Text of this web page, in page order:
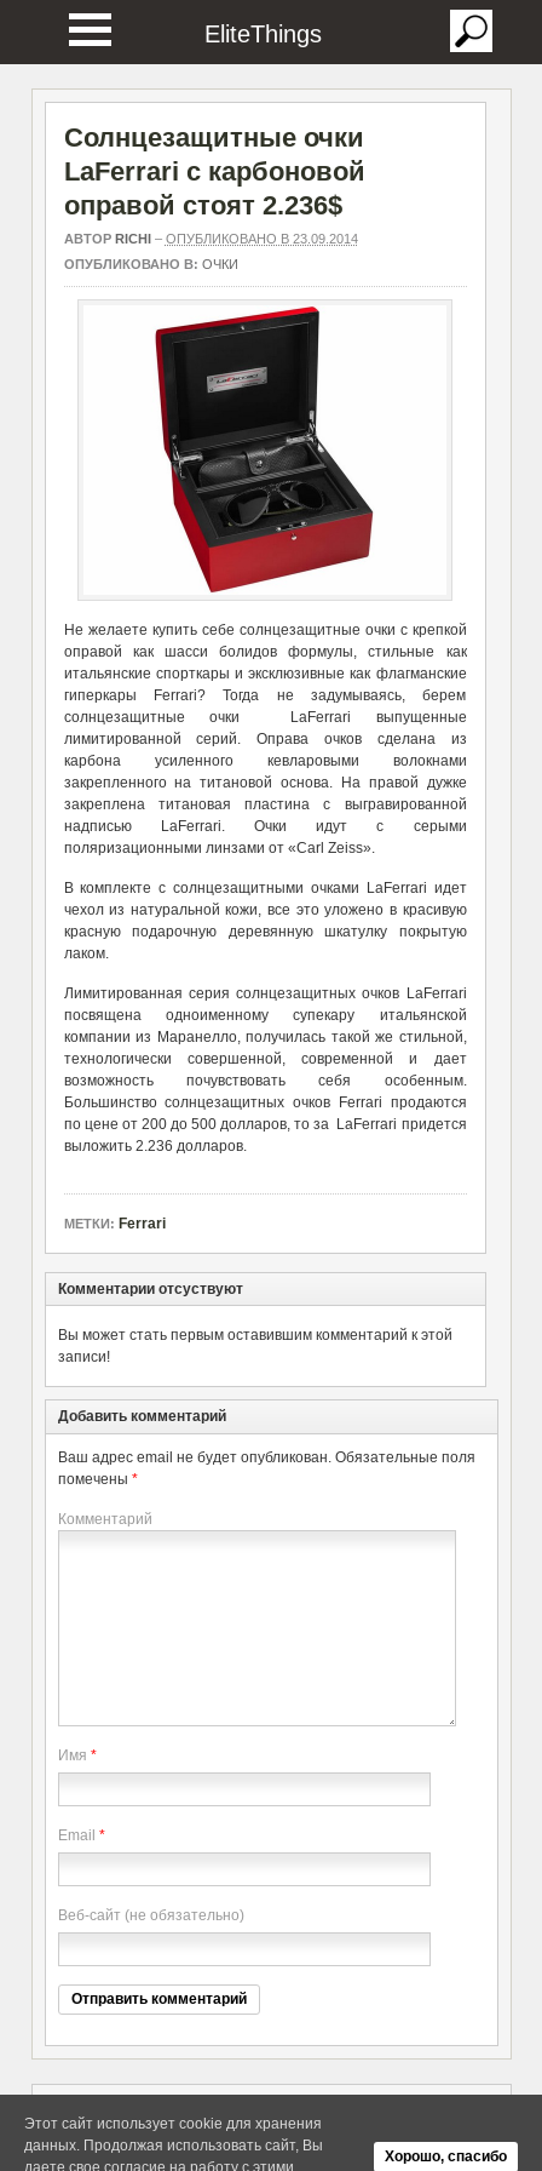
EliteThings
Солнцезащитные очки
LaFerrari с карбоновой
оправой стоят 2.236$
АВТОР RICHI– ОПУБЛИКОВАНО В 23.09.2014
ОПУБЛИКОВАНО В: ОЧКИ
Не желаете купить себе солнцезащитные очки с крепкой
оправой как шасси болидов формулы, стильные как
итальянские спорткары и эксклюзивные как флагманские
гиперкары Ferrari? Тогда не задумываясь, берем
солнцезащитные очки LaFerrari выпущенные
лимитированной серий. Оправа очков сделана из
карбона усиленного кевларовыми волокнами
закрепленного на титановой основа. На правой дужке
закреплена титановая пластина с выгравированной
надписью LaFerrari. Очки идут с серыми
поляризационными линзами от «Carl Zeiss».
В комплекте с солнцезащитными очками LaFerrari идет
чехол из натуральной кожи, все это уложено в красивую
красную подарочную деревянную шкатулку покрытую
лаком.
Лимитированная серия солнцезащитных очков LaFerrari
посвящена одноименному супекару итальянской
компании из Маранелло, получилась такой же стильной,
технологически совершенной, современной и дает
возможность почувствовать себя особенным.
Большинство солнцезащитных очков Ferrari продаются
по цене от 200 до 500 долларов, то за LaFerrari придется
выложить 2.236 долларов.
МЕТКИ: Ferrari
Комментарии отсуствуют
Вы может стать первым оставившим комментарий к этой
записи!
Добавить комментарий
Ваш адрес email не будет опубликован. Обязательные поля
помечены *
Комментарий
Имя *
Email *
Веб-сайт (не обязательно)
Об Arras WordPress Theme
Copyright elitethings. All Rights
Reserved.
Этот сайт использует cookie для хранения
данных. Продолжая использовать сайт, Вы
даете свое согласие на работу с этими
Хорошо, спасибо